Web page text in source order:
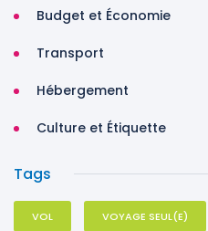
Budget et Économie
Transport
Hébergement
Culture et Étiquette
Tags
VOL VOYAGE SEUL(E)